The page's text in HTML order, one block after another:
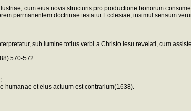
cum eius novis structuris pro productione bonorum
permanentem doctrinae testatur Ecclesiae, insimul sensum
sub lumine totius verbi a Christo Iesu revelati, cum
570-572.
humanae et eius actuum est contrarium(1638).